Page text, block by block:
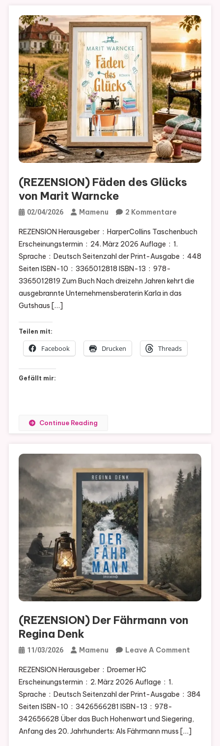
(REZENSION) Fäden des Glücks
von Marit Warncke
02/04/2026 Mamenu 2 KommentareZu
Fäden
Des
Glücks
Marit
Warncke
REZENSION Herausgeber ‏ : ‎ HarperCollins Taschenbuch
Erscheinungstermin ‏ : ‎ 24. März 2026 Auflage ‏ : ‎ 1.
Sprache ‏ : ‎ Deutsch Seitenzahl der Print-Ausgabe ‏ : ‎ 448
Seiten ISBN-10 ‏ : ‎ 3365012818 ISBN-13 ‏ : ‎ 978-
3365012819 Zum Buch Nach dreizehn Jahren kehrt die
ausgebrannte Unternehmensberaterin Karla in das
Gutshaus […]
Teilen mit:
Facebook Drucken Threads
Gefällt mir:
Continue Reading
(REZENSION) Der Fährmann von
Regina Denk
11/03/2026 Mamenu Leave A CommentOn
Von
Denk
REZENSION Herausgeber ‏ : ‎ Droemer HC
Erscheinungstermin ‏ : ‎ 2. März 2026 Auflage ‏ : ‎ 1.
Sprache ‏ : ‎ Deutsch Seitenzahl der Print-Ausgabe ‏ : ‎ 384
Seiten ISBN-10 ‏ : ‎ 3426566281 ISBN-13 ‏ : ‎ 978-
342656628 Über das Buch Hohenwart und Siegering,
Anfang des 20. Jahrhunderts: Als Fährmann muss […]